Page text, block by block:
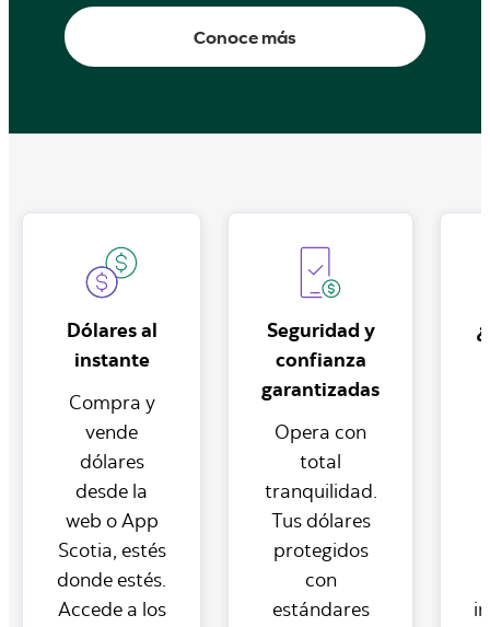
Conoce más
Dólares al
instante
Compra y
vende
dólares
desde la
web o App
Scotia, estés
donde estés.
Accede a los
Seguridad y
confianza
garantizadas
Opera con
total
tranquilidad.
Tus dólares
protegidos
con
estándares